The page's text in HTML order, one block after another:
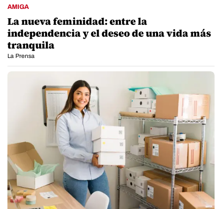
AMIGA
La nueva feminidad: entre la
independencia y el deseo de una vida más
tranquila
La Prensa